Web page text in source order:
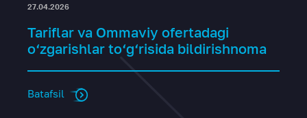
27.04.2026
Tariflar va Ommaviy ofertadagi
o‘zgarishlar to‘g‘risida bildirishnoma
Batafsil